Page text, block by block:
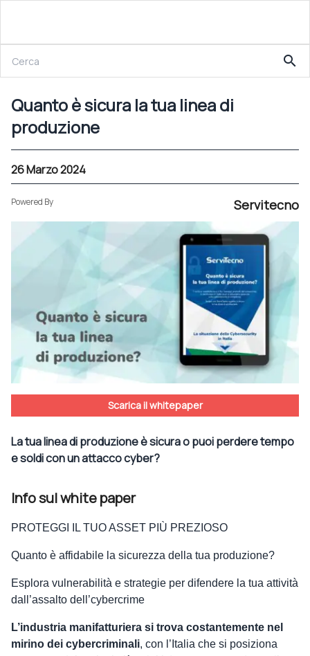
Quanto è sicura la tua linea di produzione
search
Quanto è sicura la tua linea di
produzione
26 Marzo 2024
Powered By Servitecno
Scarica il whitepaper
La tua linea di produzione è sicura o puoi perdere tempo
e soldi con un attacco cyber?
Info sul white paper
PROTEGGI IL TUO ASSET PIÙ PREZIOSO
Quanto è affidabile la sicurezza della tua produzione?
Esplora vulnerabilità e strategie per difendere la tua attività
dall’assalto dell’cybercrime
L’industria manifatturiera si trova costantemente nel
mirino dei cybercriminali, con l’Italia che si posiziona